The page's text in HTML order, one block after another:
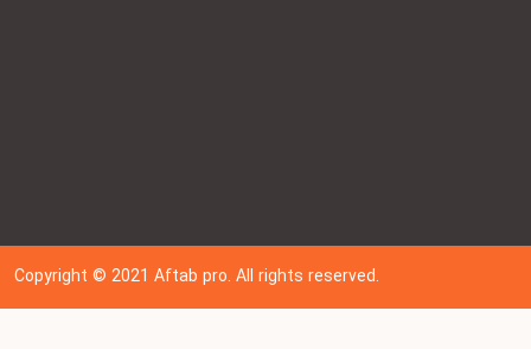
Copyright © 202 1Aftab pro. All rights reserved.